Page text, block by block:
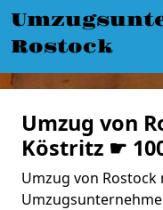
Rostock
Umzug von
Köstritz ☛
Umzug von Rostock